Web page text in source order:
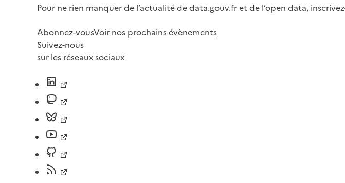
Pour ne rien manquer de l’actualité de data.gouv.fr et de l’open data,
Abonnez-vousVoir nos prochains évènements
Suivez-nous
sur les réseaux sociaux